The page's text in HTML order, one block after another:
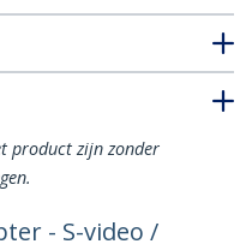
product zijn zonder
- S-video /